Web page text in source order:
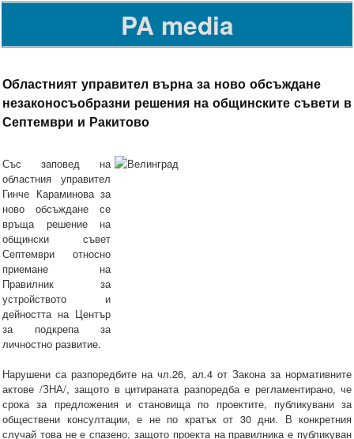
PA media
Областният управител върна за ново обсъждане
незаконосъобразни решения на общинските съвети в
Септември и Ракитово
Със заповед на
областния управител
Гинче Караминова за
ново обсъждане се
връща решение на
общински съвет
Септември относно
приемане на
Правилник за
устройството и
дейността на Център
за подкрепа за
личностно развитие.
Нарушени са разпоредбите на чл.26, ал.4 от Закона за нормативните
актове /ЗНА/, защото в цитираната разпоредба е регламентирано, че
срока за предложения и становища по проектите, публикувани за
обществени консултации, е не по кратък от 30 дни. В конкретния
случай това не е спазено, защото проекта на правилника е публикуван